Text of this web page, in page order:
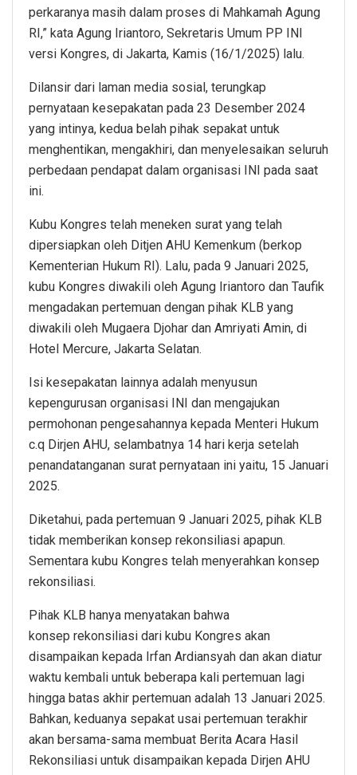
perkaranya masih dalam proses di Mahkamah Agung
RI,” kata Agung Iriantoro, Sekretaris Umum PP INI
versi Kongres, di Jakarta, Kamis (16/1/2025) lalu.
Dilansir dari laman media sosial, terungkap
pernyataan kesepakatan pada 23 Desember 2024
yang intinya, kedua belah pihak sepakat untuk
menghentikan, mengakhiri, dan menyelesaikan seluruh
perbedaan pendapat dalam organisasi INI pada saat
ini.
Kubu Kongres telah meneken surat yang telah
dipersiapkan oleh Ditjen AHU Kemenkum (berkop
Kementerian Hukum RI). Lalu, pada 9 Januari 2025,
kubu Kongres diwakili oleh Agung Iriantoro dan Taufik
mengadakan pertemuan dengan pihak KLB yang
diwakili oleh Mugaera Djohar dan Amriyati Amin, di
Hotel Mercure, Jakarta Selatan.
Isi kesepakatan lainnya adalah menyusun
kepengurusan organisasi INI dan mengajukan
permohonan pengesahannya kepada Menteri Hukum
c.q Dirjen AHU, selambatnya 14 hari kerja setelah
penandatanganan surat pernyataan ini yaitu, 15 Januari
2025.
Diketahui, pada pertemuan 9 Januari 2025, pihak KLB
tidak memberikan konsep rekonsiliasi apapun.
Sementara kubu Kongres telah menyerahkan konsep
rekonsiliasi.
Pihak KLB hanya menyatakan bahwa
konsep rekonsiliasi dari kubu Kongres akan
disampaikan kepada Irfan Ardiansyah dan akan diatur
waktu kembali untuk beberapa kali pertemuan lagi
hingga batas akhir pertemuan adalah 13 Januari 2025.
Bahkan, keduanya sepakat usai pertemuan terakhir
akan bersama-sama membuat Berita Acara Hasil
Rekonsiliasi untuk disampaikan kepada Dirjen AHU